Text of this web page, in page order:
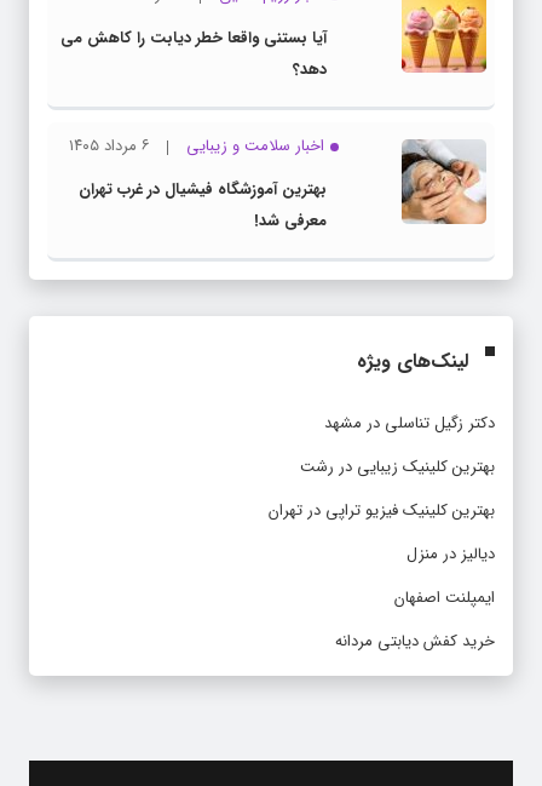
آیا بستنی واقعا خطر دیابت را کاهش می
دهد؟
اخبار سلامت و زیبایی
۶ مرداد ۱۴۰۵
بهترین آموزشگاه فیشیال در غرب تهران
معرفی شد!
لینک‌های ویژه
دکتر زگیل تناسلی در مشهد
بهترین کلینیک زیبایی در رشت
بهترین کلینیک فیزیو تراپی در تهران
دیالیز در منزل
ایمپلنت اصفهان
خرید کفش دیابتی مردانه